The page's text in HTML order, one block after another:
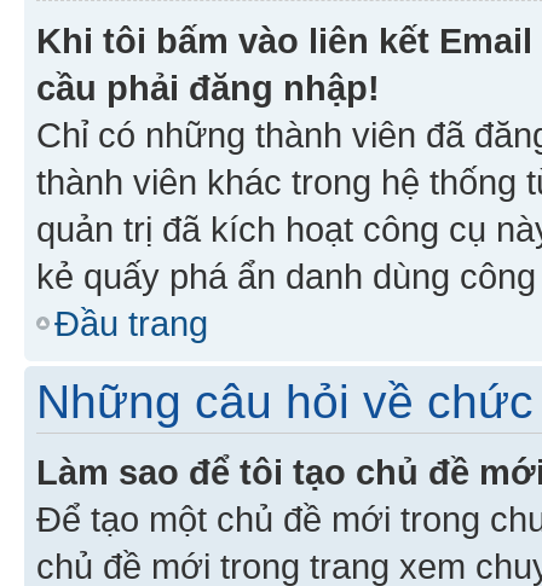
Khi tôi bấm vào liên kết
cầu phải đăng nhập!
Chỉ có những thành viên đã
thành viên khác trong hệ thống
quản trị đã kích hoạt công cụ
kẻ quấy phá ẩn danh dùng
Đầu trang
Những câu hỏi về
Làm sao để tôi tạo chủ đề
Để tạo một chủ đề mới trong
chủ đề mới trong trang xem